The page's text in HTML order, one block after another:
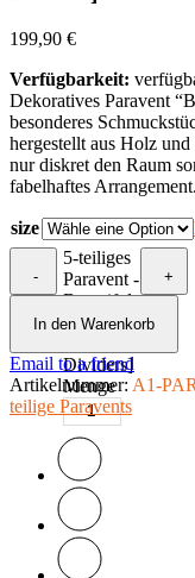
199,90 €
Verfügbarkeit:
Dekoratives Paravent
besonderes
hergestellt aus Holz
nur diskret den Raum
fabelhaftes Arrangement.
size
-
5-teiliges
Paravent -
Beautiful
Garden II
Dividers]
Menge
+
In den Warenkorb
Email to a friend
Artikelnummer: A1-
teilige Paravents